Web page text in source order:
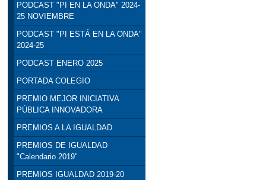
PODCAST "PI EN LA ONDA" 2024-
25 NOVIEMBRE
PODCAST "PI ESTÁ EN LA ONDA"
2024-25
PODCAST ENERO 2025
PORTADA COLEGIO
PREMIO MEJOR INICIATIVA
PÚBLICA INNOVADORA
PREMIOS A LA IGUALDAD
PREMIOS DE IGUALDAD
"Calendario 2019"
PREMIOS IGUALDAD 2019-20